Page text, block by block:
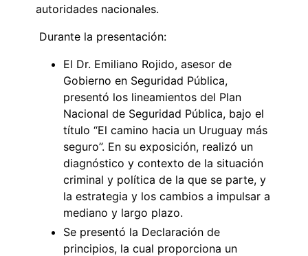
autoridades nacionales.
Durante la presentación:
El Dr. Emiliano Rojido, asesor de
Gobierno en Seguridad Pública,
presentó los lineamientos del Plan
Nacional de Seguridad Pública, bajo el
título “El camino hacia un Uruguay más
seguro”. En su exposición, realizó un
diagnóstico y contexto de la situación
criminal y política de la que se parte, y
la estrategia y los cambios a impulsar a
mediano y largo plazo.
Se presentó la Declaración de
principios, la cual proporciona un